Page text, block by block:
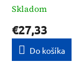
Savagro KD 5 kg
Skladom
€27,33
Do košíka